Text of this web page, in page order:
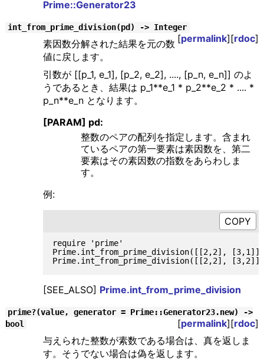
Prime::Generator23
int_from_prime_division(pd) -> Integer
[permalink][rdoc]
素因数分解された結果を元の数
値に戻します。
引数が [[p_1, e_1], [p_2, e_2], ...., [p_n, e_n]] のよ
うであるとき、結果は p_1**e_1 * p_2**e_2 * .... *
p_n**e_n となります。
[PARAM] pd:
整数のペアの配列を指定します。含まれ
ているペアの第一要素は素因数を、第二
要素はその素因数の指数をあらわしま
す。
例:
require 'prime'
Prime.int_from_prime_division([[2,2],
[SEE_ALSO] Prime.int_from_prime_division
prime?(value, generator = Prime::Generator23.new) ->
bool
[permalink][rdoc]
与えられた整数が素数である場合は、真を返しま
す。そうでない場合は偽を返します。